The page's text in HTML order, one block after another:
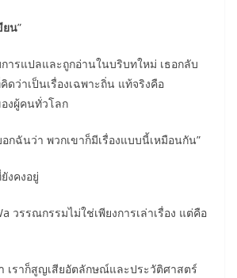
ยน”
ารแปลและถูกอ่านในบริบทใหม่ เธอกลับ
ดว่าเป็นเรื่องเฉพาะถิ่น แท้จริงคือ
งผู้คนทั่วโลก
กฉันว่า พวกเขาก็มีเรื่องแบบนี้เหมือนกัน”
งคงอยู่
วรรณกรรมไม่ใช่เพียงการเล่าเรื่อง แต่คือ
เราก็สูญเสียอัตลักษณ์และประวัติศาสตร์